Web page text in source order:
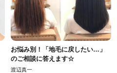
お悩み別！「地毛に戻したい…」
のご相談に答えます☆
渡辺真一